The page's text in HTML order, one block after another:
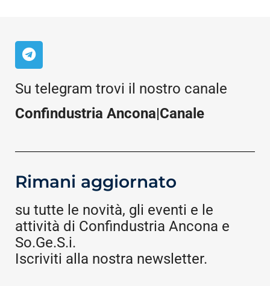
Su telegram trovi il nostro canale
Confindustria Ancona|Canale
Rimani aggiornato
su tutte le novità, gli eventi e le
attività di Confindustria Ancona e
So.Ge.S.i.
Iscriviti alla nostra newsletter.